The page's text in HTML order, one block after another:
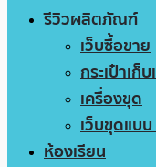
รีวิวผลิตภัณฑ์
เว็บซื้อขาย
กระเป๋าเก็
เครื่องขุด
เว็บขุดแบ
ห้องเรียน